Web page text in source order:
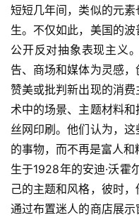
短短几年间，类似的元
生。不仅如此，美国的波
公开反对抽象表现主义
告、商场和媒体为灵感
赞美或批判新出现的消
术中的场景、主题材料
丝网印刷。他们认为，
的事物，而不再是富人和
生于1928年的安迪·沃霍
己的主题和风格，彼时，
通过布置迷人的商店展